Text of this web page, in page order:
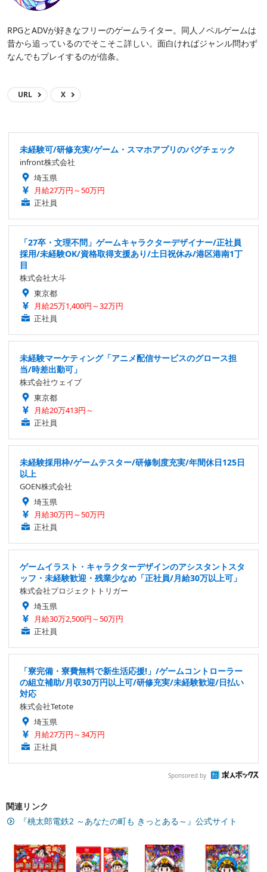
RPGとADVが好きなフリーのゲームライター。同人ノベルゲームは
昔から追っているのでそこそこ詳しい。面白ければジャンル問わず
なんでもプレイするのが信条。
URL X
未経験可/研修充実/ゲーム・スマホアプリのバグチェック
infront株式会社
埼玉県
月給27万円～50万円
正社員
「27卒・文理不問」ゲームキャラクターデザイナー/正社員
採用/未経験OK/資格取得支援あり/土日祝休み/港区港南1丁
目
株式会社大斗
東京都
月給25万1,400円～32万円
正社員
未経験マーケティング「アニメ配信サービスのグロース担
当/時差出勤可」
株式会社ウェイブ
東京都
月給20万413円～
正社員
未経験採用枠/ゲームテスター/研修制度充実/年間休日125日
以上
GOEN株式会社
埼玉県
月給30万円～50万円
正社員
ゲームイラスト・キャラクターデザインのアシスタントスタ
ッフ・未経験歓迎・残業少なめ「正社員/月給30万以上可」
株式会社プロジェクトトリガー
埼玉県
月給30万2,500円～50万円
正社員
「寮完備・寮費無料で新生活応援!」/ゲームコントローラー
の組立補助/月収30万円以上可/研修充実/未経験歓迎/日払い
対応
株式会社Tetote
埼玉県
月給27万円～34万円
正社員
Sponsored by
関連リンク
『桃太郎電鉄2 ～あなたの町も きっとある～』公式サイト